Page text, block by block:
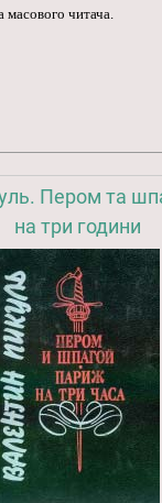
масового читача.
Пером та
на три години